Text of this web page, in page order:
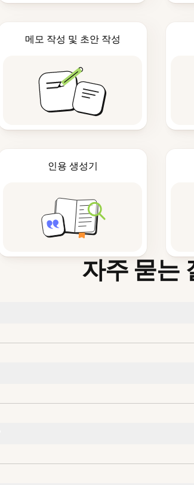
메모 작성 및 초안 작성
인용 생성기
자주 묻는